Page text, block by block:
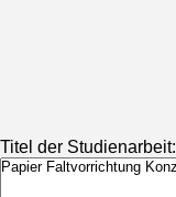
Titel der Studienarbeit: